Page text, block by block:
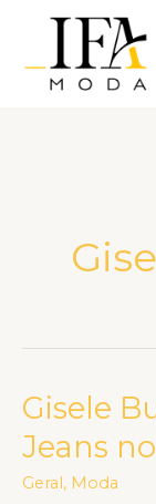
Gisele
Jeans
Geral , Moda
Gisele
Bundchen
lança
Colcci